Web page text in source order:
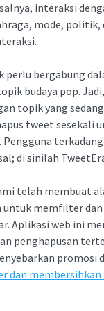
interaksi
mode, politik,
perlu bergabung
budaya pop.
topik yang
tweet sesekali
di sinilah
telah membuat
untuk memfilter
Aplikasi web ini
penghapusan
promosi
dan